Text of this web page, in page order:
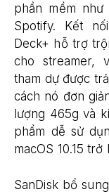
phần mềm như
Spotify. Kết
Deck+ hỗ trợ
cho streamer,
tham dự được
cách nó đơn
lượng 465g và
phẩm dễ sử
macOS 10.15
SanDisk bổ